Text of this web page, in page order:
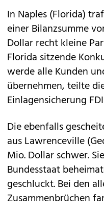
In Naples (Florida)
einer Bilanzsumme
Dollar recht kleine
Florida sitzende
werde alle Kunden
übernehmen, teilte
Einlagensicherung
Die ebenfalls
aus Lawrenceville
Mio. Dollar schwer.
Bundesstaat
geschluckt. Bei den
Zusammenbrüchen